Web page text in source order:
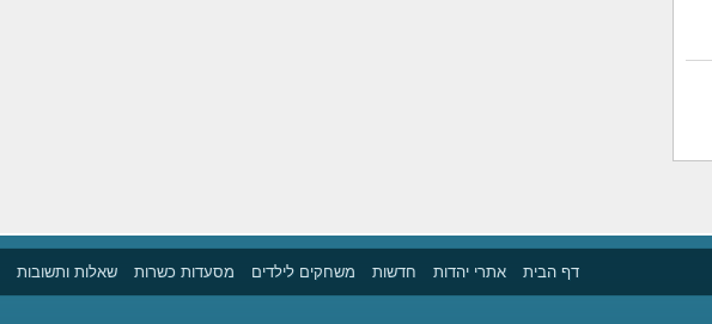
דף הבית אתרי יהדות חדשות משחקים לילדים מסעדות כשרות שאלות ותשובות